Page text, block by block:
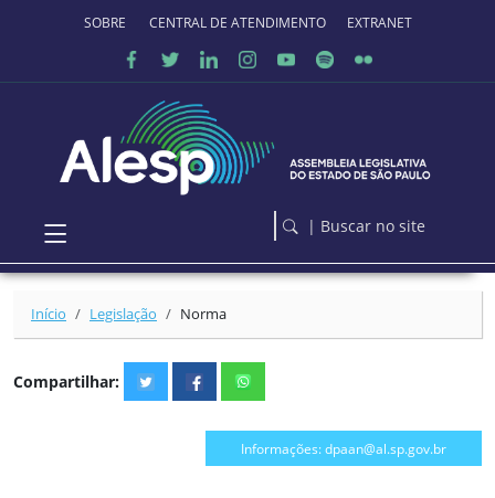
Ir para o conteúdo principal
SOBRE O PORTALCENTRAL DE ATENDIMENTO EXTRANET
| Buscar no site
Início Legislação Norma
Compartilhar:
Informações: dpaan@al.sp.gov.br